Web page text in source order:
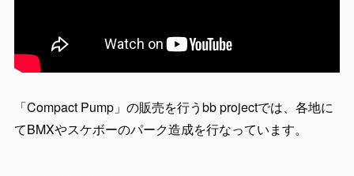
「Compact Pump」の販売を行うbb projectでは、各地に
てBMXやスケボーのパーク造成を行なっています。